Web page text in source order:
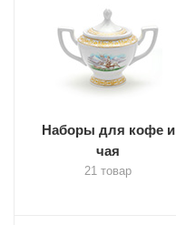
Наборы для кофе и
чая
21 товар